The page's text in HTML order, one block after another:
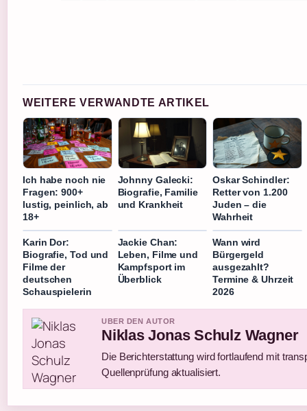
WEITERE VERWANDTE ARTIKEL
Ich habe noch nie
Fragen: 900+
lustig, peinlich, ab
18+
Johnny Galecki:
Biografie, Familie
und Krankheit
Oskar Schindler:
Retter von 1.200
Juden – die
Wahrheit
Karin Dor:
Biografie, Tod und
Filme der
deutschen
Schauspielerin
Jackie Chan:
Leben, Filme und
Kampfsport im
Überblick
Wann wird
Bürgergeld
ausgezahlt?
Termine & Uhrzeit
2026
UBER DEN AUTOR
Niklas Jonas Schulz Wagner
Die Berichterstattung wird fortlaufend mit
Quellenprüfung aktualisiert.